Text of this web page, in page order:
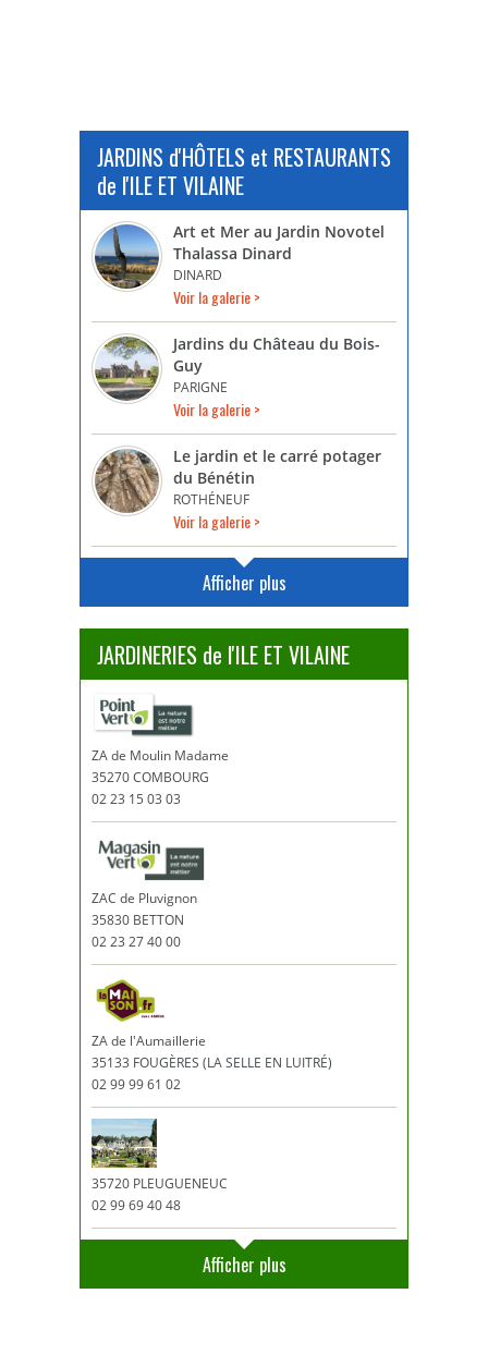
JARDINS d'HÔTELS et RESTAURANTS
de l'ILE ET VILAINE
Art et Mer au Jardin Novotel
Thalassa Dinard
DINARD
Voir la galerie >
Jardins du Château du Bois-
Guy
PARIGNE
Voir la galerie >
Le jardin et le carré potager
du Bénétin
ROTHÉNEUF
Voir la galerie >
Afficher plus
JARDINERIES de l'ILE ET VILAINE
ZA de Moulin Madame
35270 COMBOURG
02 23 15 03 03
ZAC de Pluvignon
35830 BETTON
02 23 27 40 00
ZA de l'Aumaillerie
35133 FOUGÈRES (LA SELLE EN LUITRÉ)
02 99 99 61 02
35720 PLEUGUENEUC
02 99 69 40 48
Afficher plus